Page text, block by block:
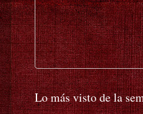
Lo más visto de la